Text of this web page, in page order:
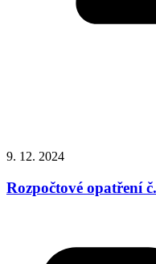
9. 12. 2024
Rozpočtové opatření